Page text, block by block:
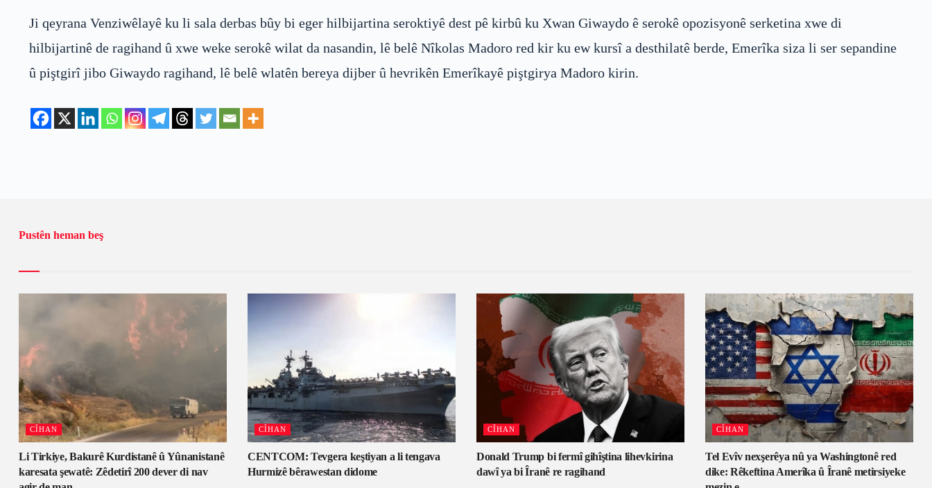
Ji qeyrana Venziwêlayê ku li sala derbas bûy bi eger hilbijartina seroktiyê dest pê kirbû ku Xwan Giwaydo ê serokê opozisyonê serketina xwe di
hilbijartinê de ragihand û xwe weke serokê wilat da nasandin, lê belê Nîkolas Madoro red kir ku ew kursî a desthilatê berde, Emerîka siza li ser sepandine
û piştgirî jibo Giwaydo ragihand, lê belê wlatên bereya dijber û hevrikên Emerîkayê piştgirya Madoro kirin.
Pustên heman beş
CÎHAN
Li Tirkiye, Bakurê Kurdistanê û Yûnanistanê
karesata şewatê: Zêdetirî 200 dever di nav
CÎHAN
CENTCOM: Tevgera keştiyan a li tengava
Hurmizê bêrawestan didome
CÎHAN
Donald Trump bi fermî gihîştina lihevkirina
dawî ya bi Îranê re ragihand
CÎHAN
Tel Evîv nexşerêya nû ya Washingtonê red
dike: Rêkeftina Amerîka û Îranê metirsiyeke